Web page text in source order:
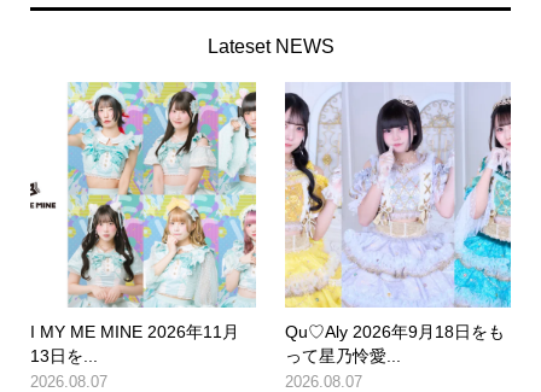
Lateset NEWS
I MY ME MINE 2026年11月
13日を...
2026.08.07
Qu♡Aly 2026年9月18日をも
って星乃怜愛...
2026.08.07